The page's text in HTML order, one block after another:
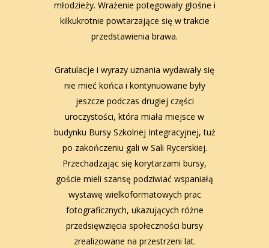
młodzieży. Wrażenie potęgowały głośne i
kilkukrotnie powtarzające się w trakcie
przedstawienia brawa.
Gratulacje i wyrazy uznania wydawały się
nie mieć końca i kontynuowane były
jeszcze podczas drugiej części
uroczystości, która miała miejsce w
budynku Bursy Szkolnej Integracyjnej, tuż
po zakończeniu gali w Sali Rycerskiej.
Przechadzając się korytarzami bursy,
goście mieli szansę podziwiać wspaniałą
wystawę wielkoformatowych prac
fotograficznych, ukazujących różne
przedsięwzięcia społeczności bursy
zrealizowane na przestrzeni lat.